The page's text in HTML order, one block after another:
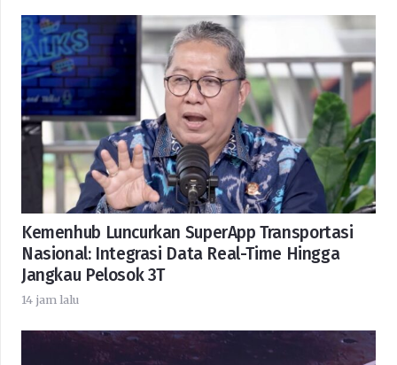
Kemenhub Luncurkan SuperApp Transportasi
Nasional: Integrasi Data Real-Time Hingga
Jangkau Pelosok 3T
14 jam lalu